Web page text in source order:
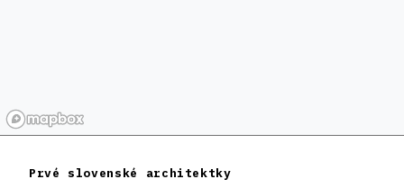
Prvé slovenské architektky